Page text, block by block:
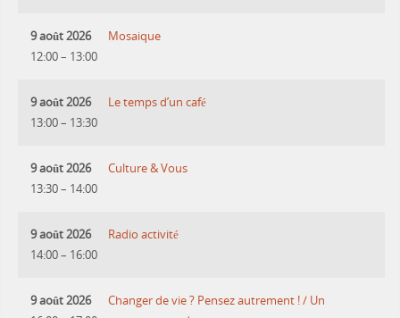
9 août 2026
12:00– 13:00
Mosaique
9 août 2026
13:00– 13:30
Le temps d’un café
9 août 2026
13:30– 14:00
Culture & Vous
9 août 2026
14:00– 16:00
Radio activité
9 août 2026
Changer de vie ? Pensez autrement ! / Un